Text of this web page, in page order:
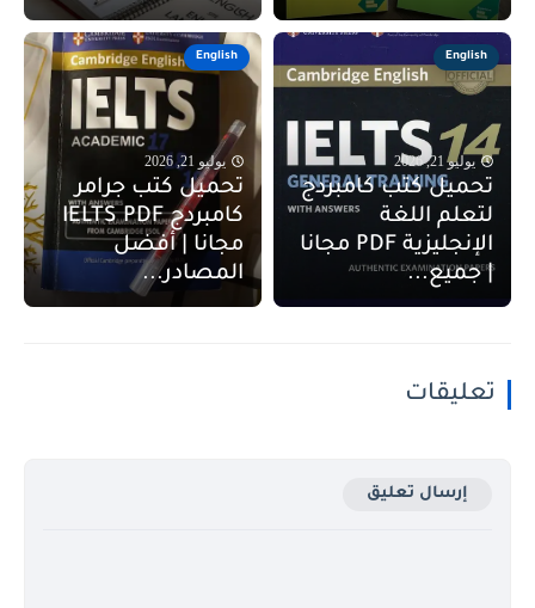
English
يوليو 21, 2026
تحميل كتب كامبردج
لتعلم اللغة
الإنجليزية PDF مجانا
| جميع...
English
يوليو 21, 2026
تحميل كتب جرامر
كامبردج IELTS PDF
مجانا | أفضل
المصادر...
تعليقات
إرسال تعليق